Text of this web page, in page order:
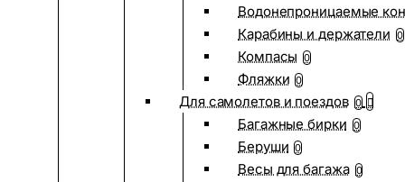
Водонепроницаемые
Карабины и держатели 0
Компасы 0
Фляжки 0
Для самолетов и поездов 0
Багажные бирки 0
Беруши 0
Весы для багажа 0